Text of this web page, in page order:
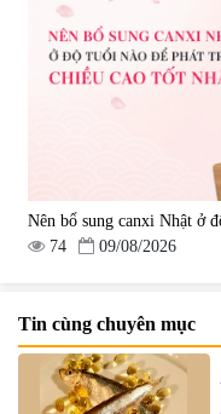
Nên bổ sung canxi Nhật ở
74
09/08/2026
Tin cùng chuyên mục